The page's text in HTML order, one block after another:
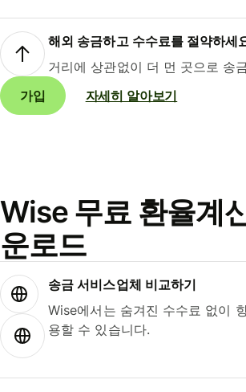
해외 송금하고 수수료를 절약하세
거리에 상관없이 더 먼 곳으로 송
가입
자세히 알아보기
Wise 무료 환율계
운로드
송금 서비스업체 비교하기
Wise에서는 숨겨진 수수료 없이
용할 수 있습니다.